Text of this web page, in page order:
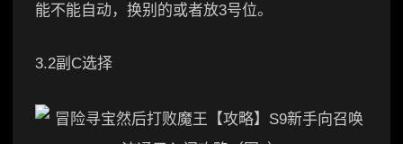
能不能自动，换别的或者放3号位。
3.2副C选择